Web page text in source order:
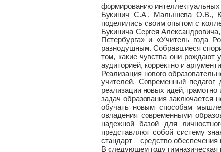
формированию интеллектуальных
Букинич С.А., Малышева О.В.,
поделились своим опытом с
Букинича Сергея
Петербурга» и «Учитель года
равнодушным. Собравшиеся
том, какие чувства они рождают
аудиторией, корректно и
Реализация нового
учителей. Современный
реализации новых идей, грамотно
задач образования заключается
обучать новым способам
овладения современными
надежной базой для
представляют собой систему
стандарт – средство
В следующем году гимназическая